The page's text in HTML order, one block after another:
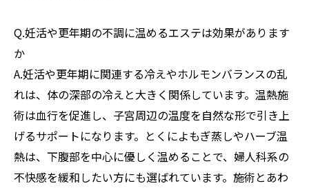
Q.妊活や更年期の不調に温めるエステは効果があります
か
A.妊活や更年期に関連する冷えやホルモンバランスの乱
れは、体の深部の冷えと大きく関係しています。温熱施
術は血行を促進し、子宮周辺の温度を自然な形で引き上
げるサポートになります。とくによもぎ蒸しやハーブ温
熱は、下腹部を中心に優しく温めることで、婦人科系の
不快感を緩和したい方にも選ばれています。施術とあわ